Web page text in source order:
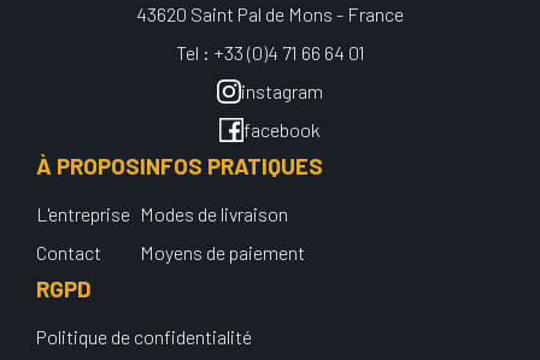
43620 Saint Pal de Mons - France
Tel : +33 (0)4 71 66 64 01
instagram
facebook
À PROPOS
L'entreprise
Contact
INFOS PRATIQUES
Modes de livraison
Moyens de paiement
RGPD
Politique de confidentialité